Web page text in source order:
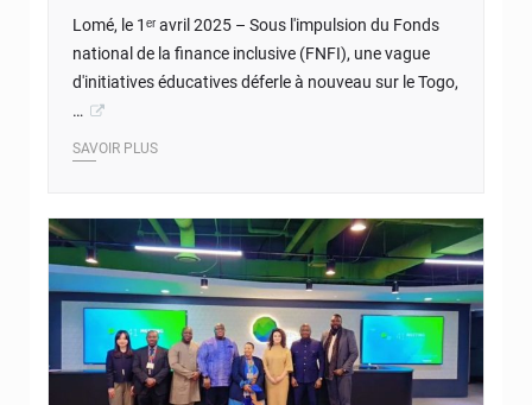
Lomé, le 1ᵉʳ avril 2025 – Sous l'impulsion du Fonds
national de la finance inclusive (FNFI), une vague
d'initiatives éducatives déferle à nouveau sur le Togo,
…
SAVOIR PLUS